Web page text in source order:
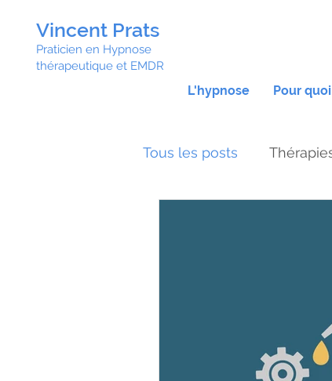
Vincent Prats
Praticien en Hypnose
thérapeutique et EMDR
L'hypnose Pour
Tous les posts
Traitement syndrome